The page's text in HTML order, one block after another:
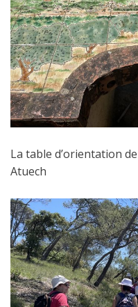
La table d’orientation
Atuech